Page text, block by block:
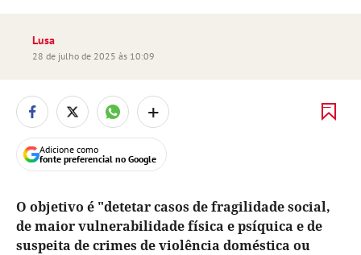
Lusa
28 de julho de 2025 às 10:09
+
Adicione como
fonte preferencial no Google
O objetivo é "detetar casos de fragilidade social,
de maior vulnerabilidade física e psíquica e de
suspeita de crimes de violência doméstica ou